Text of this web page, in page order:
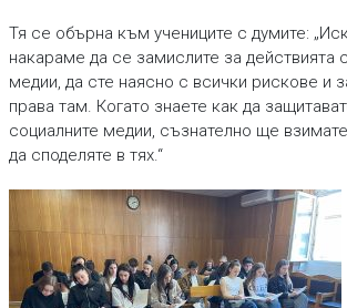
Тя се обърна към учениците с думите:
накараме да се замислите за действията
медии, да сте наясно с всички рискове и
права там. Когато знаете как да
социалните медии, съзнателно ще
да споделяте в тях.“